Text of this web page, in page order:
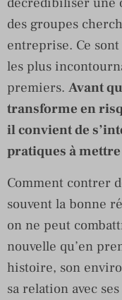
des groupes
entreprise. Ce
les plus
premiers. Avant
transforme en
il convient de
pratiques à
Comment contrer
souvent la bonne
on ne peut
nouvelle qu’en
histoire, son
sa relation avec